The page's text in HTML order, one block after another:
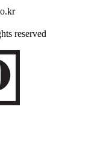
reserved